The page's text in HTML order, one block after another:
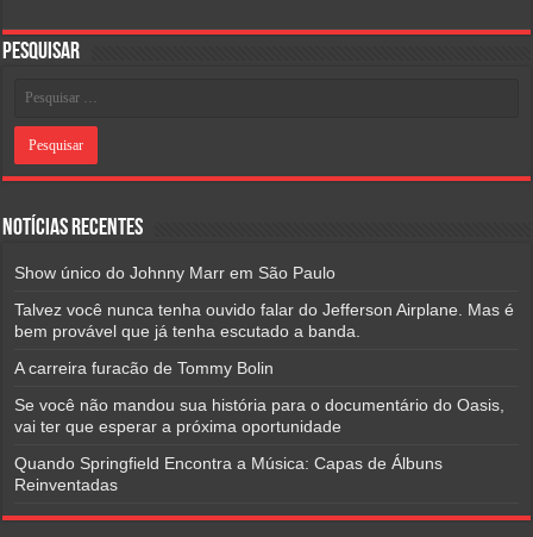
Pesquisar
Notícias Recentes
Show único do Johnny Marr em São Paulo
Talvez você nunca tenha ouvido falar do Jefferson Airplane. Mas é
bem provável que já tenha escutado a banda.
A carreira furacão de Tommy Bolin
Se você não mandou sua história para o documentário do Oasis,
vai ter que esperar a próxima oportunidade
Quando Springfield Encontra a Música: Capas de Álbuns
Reinventadas